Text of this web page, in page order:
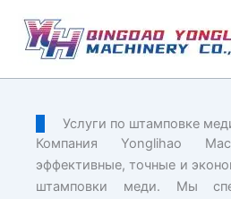
содержимому
Услуги по штамповке
Компания Yonglihao
эффективные, точные и
штамповки меди. Мы